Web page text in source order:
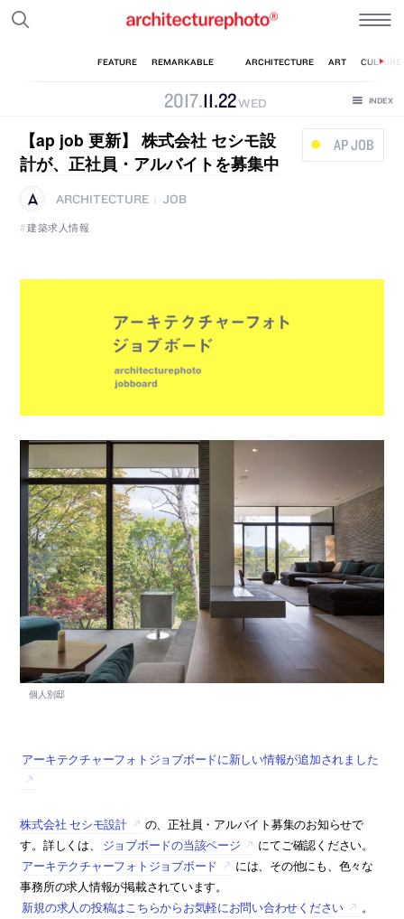
2017.11.22WED
AP JOB
【ap job 更新】 株式会社 セシモ設
計が、正社員・アルバイトを募集中
ARCHITECTURE
JOB
建築求人情報
アーキテクチャーフォトジョブボードに新しい情報が追加されました
株式会社 セシモ設計
の、正社員・アルバイト募集のお知らせで
す。詳しくは、
ジョブボードの当該ページ
にてご確認ください。
アーキテクチャーフォトジョブボード
には、その他にも、色々な
事務所の求人情報が掲載されています。
新規の求人の投稿はこちらからお気軽にお問い合わせください
。